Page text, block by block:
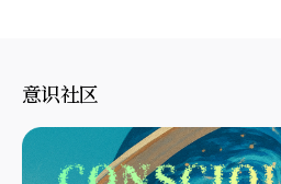
意识社区